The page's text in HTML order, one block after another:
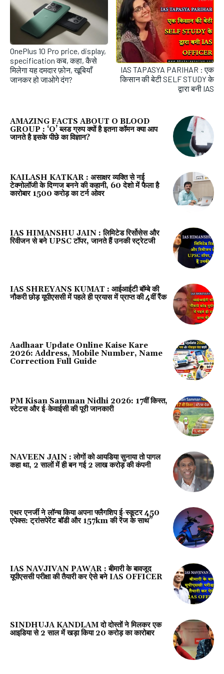
OnePlus 10 Pro price, display,
specification कब, कहा, कैसे
मिलेगा यह दमदार फ़ोन, खूबियाँ
जानकर हो जाओगे दंग?
IAS TAPASYA PARIHAR : एक
किसान की बेटी SELF STUDY के
द्वारा बनी IAS
AMAZING FACTS ABOUT O BLOOD
GROUP : ‘O’ ब्‍लड ग्रुप क्यों है इतना कॉमन क्या आप
जानते है इसके पीछे का विज्ञान?
KAILASH KATKAR : असाक्षर व्यक्ति से नई
टेक्नोलॉजी के दिग्गज बनने की कहानी, 60 देशो में फैला है
कारोबार 1500 करोड़ का टर्न ओवर
IAS HIMANSHU JAIN : लिमिटेड रिर्सोसेस और
रिवीजन से बने UPSC टॉपर, जानते हैं उनकी स्ट्रेटजी
IAS SHREYANS KUMAT : आईआईटी बॉम्बे की
नौकरी छोड़ यूपीएससी में पहले ही प्रयास में प्राप्त की 4वीं रैंक
Aadhaar Update Online Kaise Kare
2026: Address, Mobile Number, Name
Correction Full Guide
PM Kisan Samman Nidhi 2026: 17वीं किस्त,
स्टेटस और ई-केवाईसी की पूरी जानकारी
NAVEEN JAIN : लोगों को आयडिया सुनाया तो पागल
कहा था, 2 सालों में ही बन गई 2 लाख करोड़ की कंपनी
एथर एनर्जी ने लॉन्च किया अपना फ्लैगशिप ई-स्कूटर 450
एपेक्स: ट्रांसपेरेंट बॉडी और 157km की रेंज के साथ”
IAS NAVJIVAN PAWAR : बीमारी के बावजूद
यूपीएससी परीक्षा की तैयारी कर ऐसे बने IAS OFFICER
SINDHUJA KANDLAM दो दोस्तों ने मिलकर एक
आइडिया से 2 साल में खड़ा किया 20 करोड़ का कारोबार